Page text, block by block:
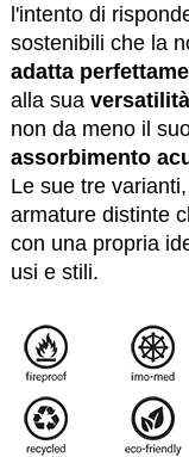
l'intento di
sostenibili che la
adatta
alla sua versatilità
non da meno il
assorbimento
Le sue tre varianti,
armature distinte
con una propria
usi e stili.